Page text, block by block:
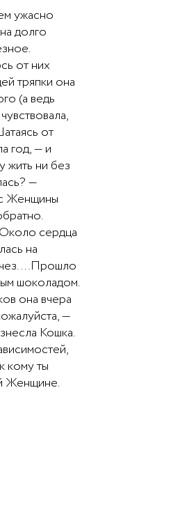
ужасно
долго
от них
тряпки она
(а ведь
от
год, — и
жить ни без
—
Женщины
сердца
на
…Прошло
шоколадом.
она вчера
—
Кошка.
кому ты
Женщине.